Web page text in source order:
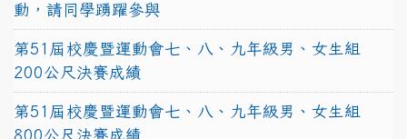
動，請同學踴躍參與
第51屆校慶暨運動會七、八、九年級男、女生組
200公尺決賽成績
第51屆校慶暨運動會七、八、九年級男、女生組
800公尺決賽成績